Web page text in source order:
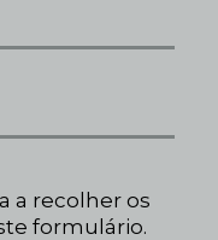
a recolher os
formulário.